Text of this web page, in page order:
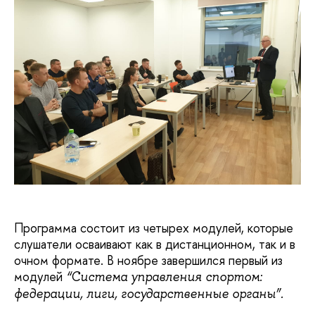
Программа состоит из четырех модулей, которые
слушатели осваивают как в дистанционном, так и в
очном формате. В ноябре завершился первый из
модулей “Система управления спортом:
федерации, лиги, государственные органы”.